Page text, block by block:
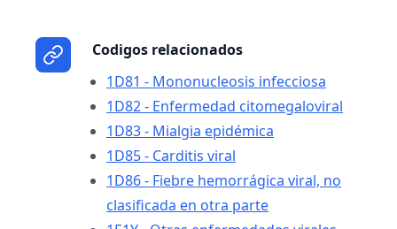
Codigos relacionados
1D81 - Mononucleosis infecciosa
1D82 - Enfermedad citomegaloviral
1D83 - Mialgia epidémica
1D85 - Carditis viral
1D86 - Fiebre hemorrágica viral, no
clasificada en otra parte